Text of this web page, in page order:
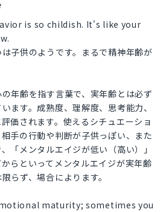
is so childish. It's like your
子供のようです。まるで精神年齢が
の年齢を指す言葉で、実年齢とは必ず
ます。成熟度、理解度、思考能力、
価されます。使えるシチュエーショ
手の行動や判断が子供っぽい、また
「メンタルエイジが低い（高い）」
らといってメンタルエイジが実年齢
らず、場合によります。
maturity; sometimes you